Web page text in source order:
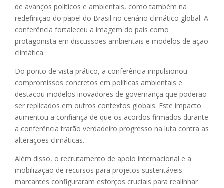
de avanços políticos e ambientais, como também na
redefinição do papel do Brasil no cenário climático global. A
conferência fortaleceu a imagem do país como
protagonista em discussões ambientais e modelos de ação
climática.
Do ponto de vista prático, a conferência impulsionou
compromissos concretos em políticas ambientais e
destacou modelos inovadores de governança que poderão
ser replicados em outros contextos globais. Este impacto
aumentou a confiança de que os acordos firmados durante
a conferência trarão verdadeiro progresso na luta contra as
alterações climáticas.
Além disso, o recrutamento de apoio internacional e a
mobilização de recursos para projetos sustentáveis
marcantes configuraram esforços cruciais para realinhar